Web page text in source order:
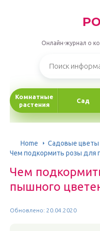
Онлайн-журнал о
Комнатные
растения
Сад
Home Садовые цветы
Чем подкормить розы для
Чем
пышного
Обновлено: 20.04.2020